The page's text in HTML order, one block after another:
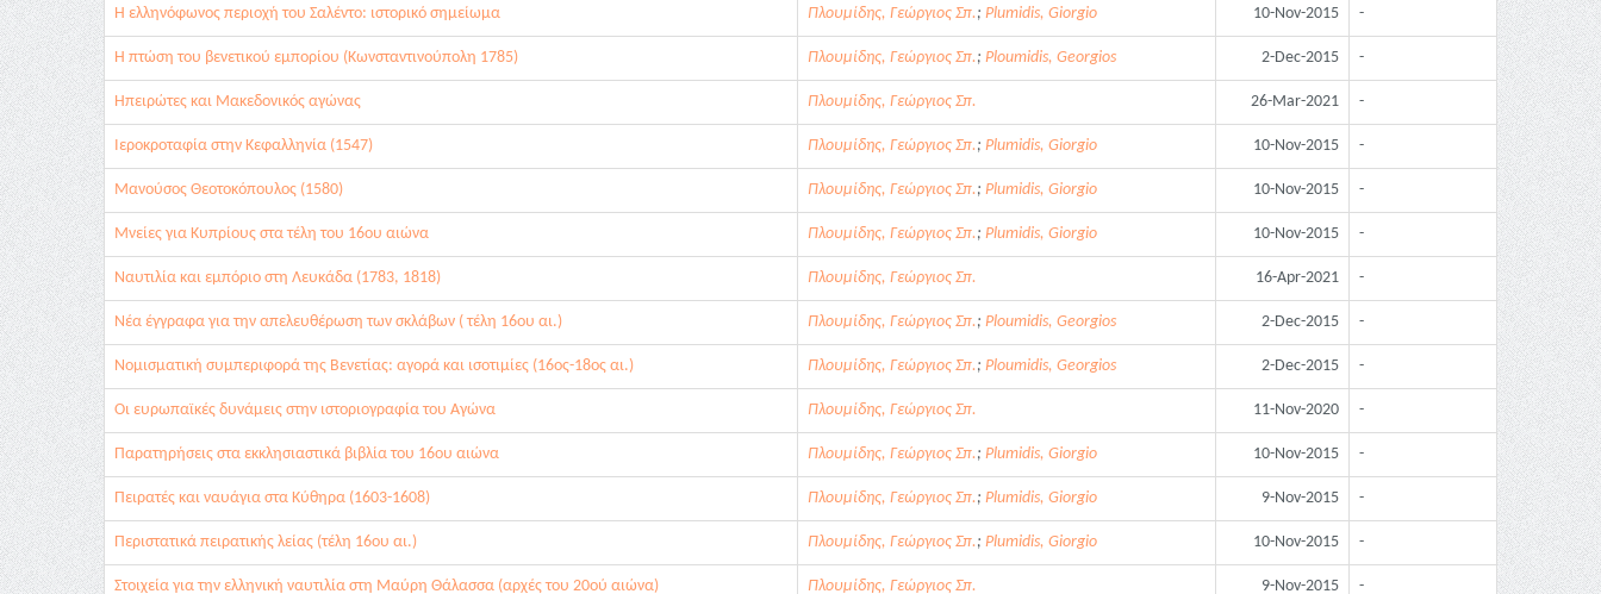
Η ελληνόφωνος περιοχή του Σαλέντο: ιστορικό σημείωμα Πλουμίδης, Γεώργιος Σπ.; Plumidis, Giorgio 10-Nov-2015 -
Η πτώση του βενετικού εμπορίου (Κωνσταντινούπολη 1785) Πλουμίδης, Γεώργιος Σπ.; Ploumidis, Georgios 2-Dec-2015 -
Ηπειρώτες και Μακεδονικός αγώνας Πλουμίδης, Γεώργιος Σπ. 26-Mar-2021 -
Ιεροκροταφία στην Κεφαλληνία (1547) Πλουμίδης, Γεώργιος Σπ.; Plumidis, Giorgio 10-Nov-2015 -
Μανούσος Θεοτοκόπουλος (1580) Πλουμίδης, Γεώργιος Σπ.; Plumidis, Giorgio 10-Nov-2015 -
Μνείες για Κυπρίους στα τέλη του 16ου αιώνα Πλουμίδης, Γεώργιος Σπ.; Plumidis, Giorgio 10-Nov-2015 -
Ναυτιλία και εμπόριο στη Λευκάδα (1783, 1818) Πλουμίδης, Γεώργιος Σπ. 16-Apr-2021 -
Νέα έγγραφα για την απελευθέρωση των σκλάβων ( τέλη 16ου αι.) Πλουμίδης, Γεώργιος Σπ.; Ploumidis, Georgios 2-Dec-2015 -
Νομισματική συμπεριφορά της Βενετίας: αγορά και ισοτιμίες (16ος-18ος αι.) Πλουμίδης, Γεώργιος Σπ.; Ploumidis, Georgios 2-Dec-2015 -
Οι ευρωπαϊκές δυνάμεις στην ιστοριογραφία του Αγώνα Πλουμίδης, Γεώργιος Σπ. 11-Nov-2020 -
Παρατηρήσεις στα εκκλησιαστικά βιβλία του 16ου αιώνα Πλουμίδης, Γεώργιος Σπ.; Plumidis, Giorgio 10-Nov-2015 -
Πειρατές και ναυάγια στα Κύθηρα (1603-1608) Πλουμίδης, Γεώργιος Σπ.; Plumidis, Giorgio 9-Nov-2015 -
Περιστατικά πειρατικής λείας (τέλη 16ου αι.) Πλουμίδης, Γεώργιος Σπ.; Plumidis, Giorgio 10-Nov-2015 -
Στοιχεία για την ελληνική ναυτιλία στη Μαύρη Θάλασσα (αρχές του 20ού αιώνα) Πλουμίδης, Γεώργιος Σπ. 9-Nov-2015 -